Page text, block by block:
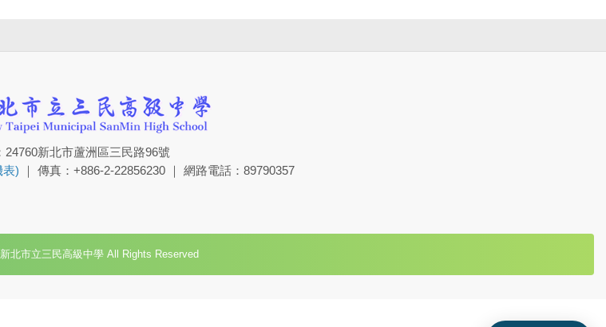
24760新北市蘆洲區三民路96號
表) ｜ 傳真：+886-2-22856230 ｜ 網路電話：89790357
北市立三民高級中學 All Rights Reserved